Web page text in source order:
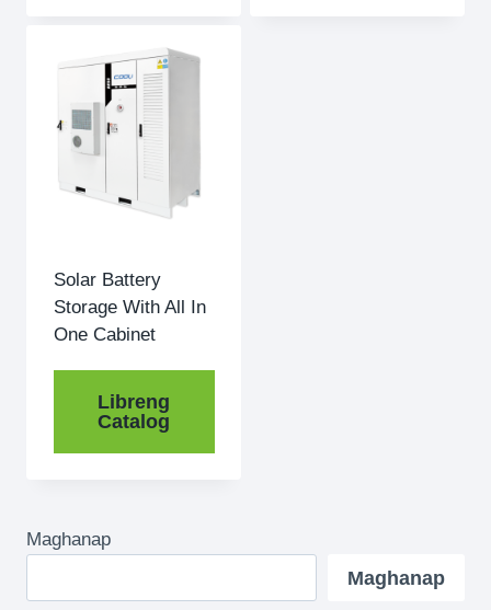
Solar Battery
Storage With All In
One Cabinet
Libreng
Catalog
Maghanap
Maghanap